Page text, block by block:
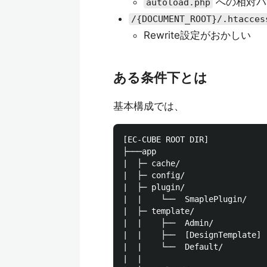
autoload.php
/{DOCUMENT_ROOT}/
Rewrite設定がおかしい
ある条件下とは
基本構成では、
[EC-CUBE ROOT DIR]
├───app
|  ├─ cache/
|  ├─ config/
|  ├─ plugin/
|  |    └──  SmaplePlugin/
|  ├─ template/
|  |    ├──  Admin/
|  |    ├──  [DesignTemplate]
|  |    └──  Default/